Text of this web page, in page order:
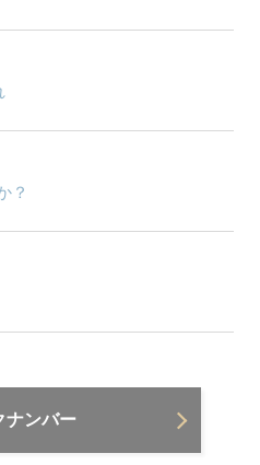
？
ナンバー